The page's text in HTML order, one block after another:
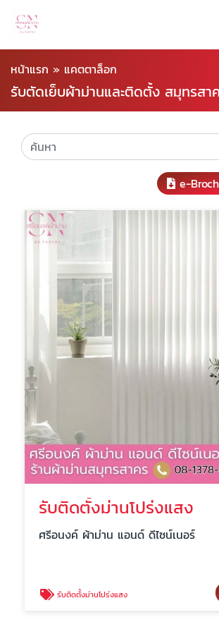
หน้าแรก » แคตตาล็อก
รับตัดเย็บผ้าม่านและติดตั้ง สมุทรสา
e-
รับติดตั้งม่านโปร่งแสง
ศรีอนงค์ ผ้าม่าน แอนด์ ดีไซน์เนอร์
รับติดตั้งม่านโปร่งแสง